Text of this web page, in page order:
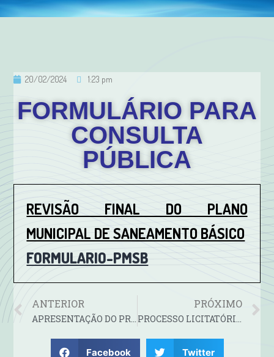
20/02/2024 1:23 pm
FORMULÁRIO PARA
CONSULTA
PÚBLICA
REVISÃO FINAL DO PLANO
MUNICIPAL DE SANEAMENTO BÁSICO
FORMULARIO-PMSB
ANTERIOR
APRESENTAÇÃO DO PROGNÓSTICO, METASE PROGRAMAS DA REVISÃO DO PLANOMUNICIPAL DE SANEAMENTO BÁSICO DE RIONEGRINHO – SC
PRÓXIMO
PROCESSO LICITATÓRIO Nº 10/2024-PREGÃO ELETRÔNICO N° 04/2024 –
Facebook Twitter